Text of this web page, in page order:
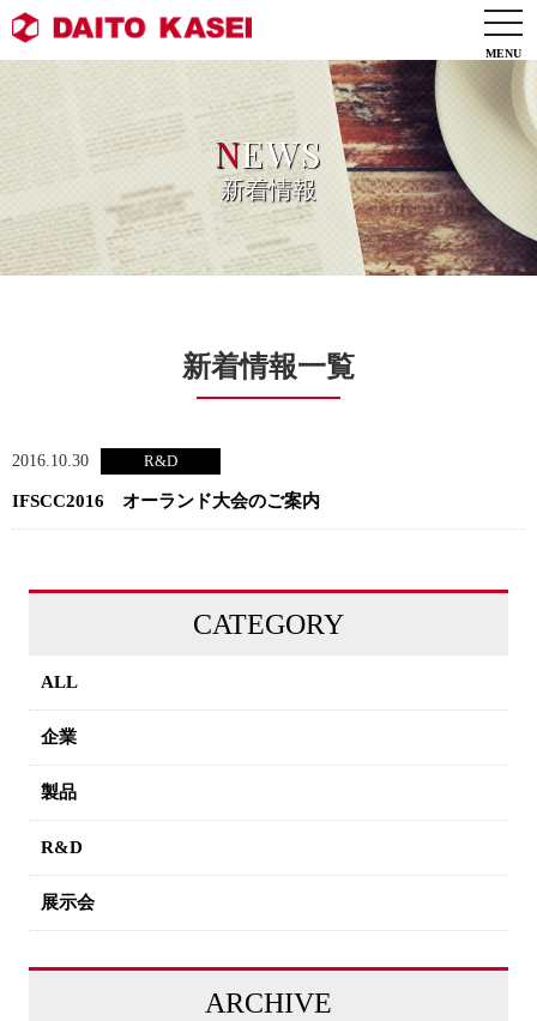
NEWS
新着情報
新着情報一覧
2016.10.30
IFSCC2016 オーランド大会のご案内
CATEGORY
ALL
企業
製品
R&D
展示会
ARCHIVE